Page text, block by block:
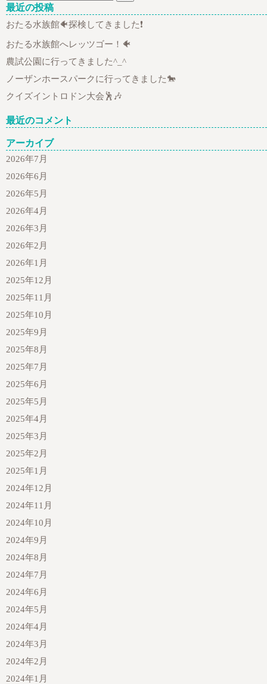
索:
最近の投稿
おたる水族館🐠探検してきました❗
おたる水族館へレッツゴー！🐠
農試公園に行ってきました^_^
ノーザンホースパークに行ってきました🐎
クイズイントロドン大会🕺🎶
最近のコメント
アーカイブ
2026年7月
2026年6月
2026年5月
2026年4月
2026年3月
2026年2月
2026年1月
2025年12月
2025年11月
2025年10月
2025年9月
2025年8月
2025年7月
2025年6月
2025年5月
2025年4月
2025年3月
2025年2月
2025年1月
2024年12月
2024年11月
2024年10月
2024年9月
2024年8月
2024年7月
2024年6月
2024年5月
2024年4月
2024年3月
2024年2月
2024年1月